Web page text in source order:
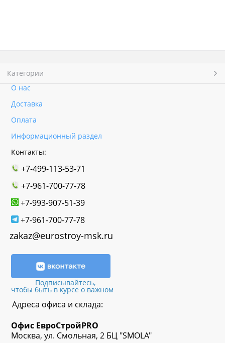
Категории
О нас
Доставка
Оплата
Информационный раздел
Контакты:
+7-499-113-53-71
+7-961-700-77-78
+7-993-907-51-39
+7-961-700-77-78
zakaz@eurostroy-msk.ru
Подписывайтесь,
чтобы быть в курсе о важном
Адреса офиса и склада:
Офис ЕвроСтройPRO
Москва, ул. Смольная, 2 БЦ "SMOLA"